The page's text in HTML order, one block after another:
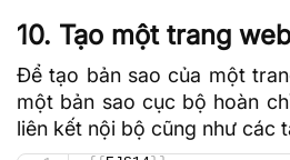
10. Tạo một trang
Để tạo bản sao của một
một bản sao cục bộ hoàn
liên kết nội bộ cũng như các